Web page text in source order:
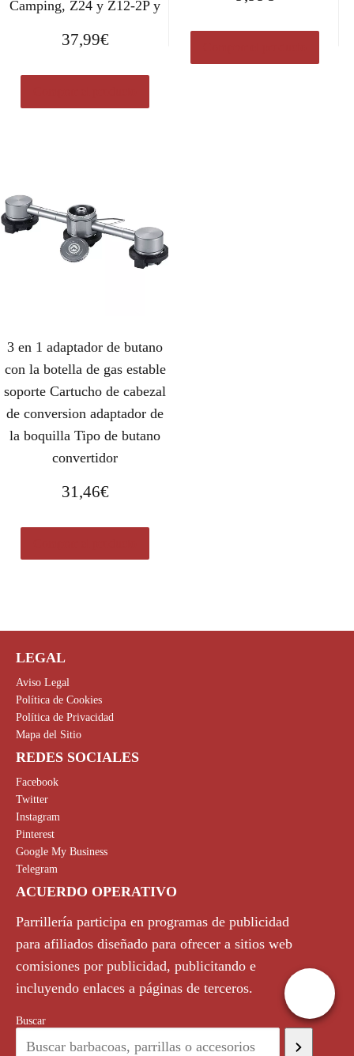
Camping, Z24 y Z12-2P y
37,99€
3 en 1 adaptador de butano
con la botella de gas estable
soporte Cartucho de cabezal
de conversion adaptador de
la boquilla Tipo de butano
convertidor
31,46€
LEGAL
Aviso Legal
Política de Cookies
Política de Privacidad
Mapa del Sitio
REDES SOCIALES
Facebook
Twitter
Instagram
Pinterest
Google My Business
Telegram
ACUERDO OPERATIVO
Parrillería participa en programas de publicidad
para afiliados diseñado para ofrecer a sitios web
comisiones por publicidad, publicitando e
incluyendo enlaces a páginas de terceros.
Buscar